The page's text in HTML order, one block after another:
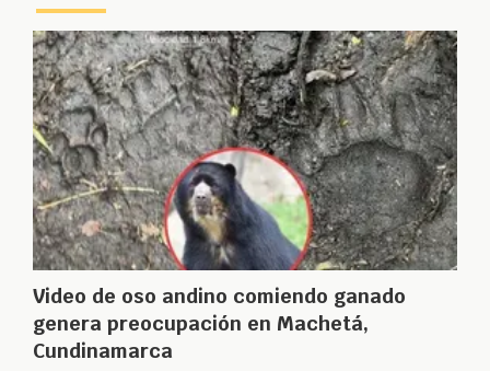
Video de oso andino comiendo ganado
genera preocupación en Machetá,
Cundinamarca